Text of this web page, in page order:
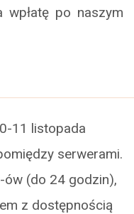
wpłatę po naszym
11 listopada
serwerami.
ów (do 24 godzin),
z dostępnością